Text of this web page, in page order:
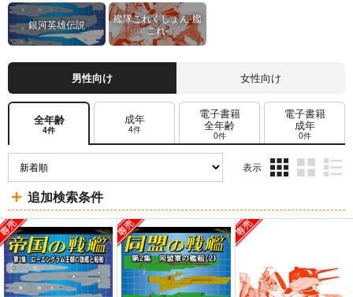
銀河英雄伝説
艦隊これくしょん-艦
これ-
男性向け 女性向け
全年齢
4件
成年
4件
電子書籍
全年齢
0件
電子書籍
成年
0件
表示
ム
表
ム
表
ム
表
追加検索条件